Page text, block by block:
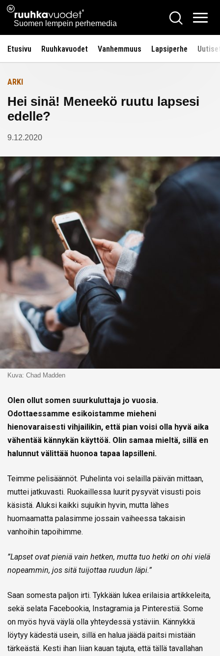
Siirry
sisältöön
Ruuhkavuodet.fi
Suomen lempein perhemedia
Hae
Etusivu Ruuhkavuodet Vanhemmuus Lapsiperhe
Etusivulle
ARKI
Hei sinä! Meneekö ruutu lapsesi
edelle?
9.12.2020
Kuva: Chad Madden
Olen ollut somen suurkuluttaja jo vuosia.
Odottaessamme esikoistamme mieheni
hienovaraisesti vihjailikin, että pian voisi olla hyvä aika
vähentää kännykän käyttöä. Olin samaa mieltä, sillä en
halunnut välittää huonoa tapaa lapsilleni.
Teimme pelisäännöt. Puhelinta voi selailla päivän mittaan,
muttei jatkuvasti. Ruokaillessa luurit pysyvät visusti pois
käsistä. Aluksi kaikki sujuikin hyvin, mutta lähes
huomaamatta palasimme jossain vaiheessa takaisin
vanhoihin tapoihimme.
”Lapset ovat pieniä vain hetken, mutta tuo hetki on ohi vielä
nopeammin, jos sitä tuijottaa ruudun läpi.”
Saan somesta paljon irti. Tykkään lukea erilaisia artikkeleita,
sekä selata Facebookia, Instagramia ja Pinterestiä. Some
on myös hyvä väylä olla yhteydessä ystäviin. Kännykkä
löytyy kädestä usein, sillä en halua jäädä paitsi mistään
tärkeästä. Kesti ihan liian kauan tajuta, että tällä tavallahan